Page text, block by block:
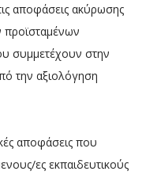
αποφάσεις ακύρωσης
προϊσταμένων
συμμετέχουν στην
την αξιολόγηση
αποφάσεις που
ες εκπαιδευτικούς